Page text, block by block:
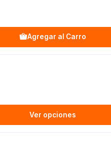
Agregar al Carro
Ver opciones